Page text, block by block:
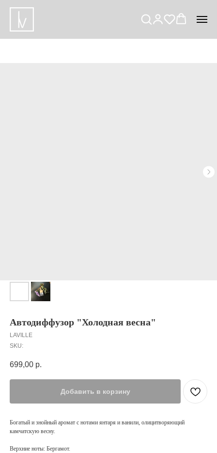
Автодиффузор "Холодная весна"
LAVILLE
SKU:
699,00 р.
Добавить в корзину
Богатый и знойный аромат с нотами янтаря и ванили, олицитворяющий
камчатскую весну.
Верхние ноты: Бергамот.